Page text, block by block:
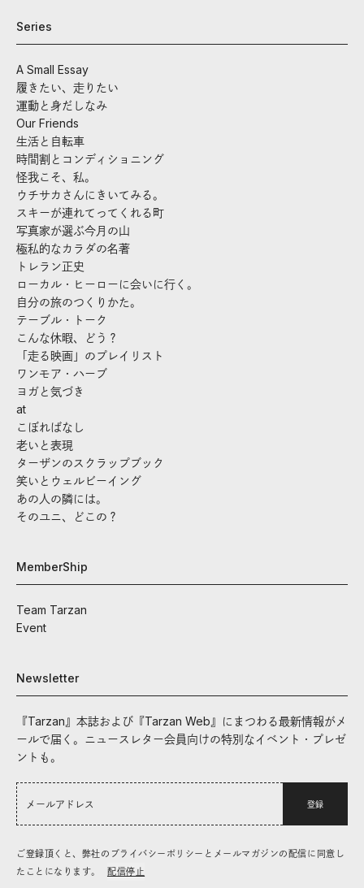
Series
A Small Essay
履きたい、走りたい
運動と身だしなみ
Our Friends
生活と自転車
時間割とコンディショニング
怪我こそ、私。
ウチサカさんにきいてみる。
スキーが連れてってくれる町
写真家が選ぶ今月の山
極私的なカラダの名著
トレラン正史
ローカル・ヒーローに会いに行く。
自分の旅のつくりかた。
テーブル・トーク
こんな休暇、どう？
「走る映画」のプレイリスト
ワンモア・ハーブ
ヨガと気づき
at
こぼればなし
老いと表現
ターザンのスクラップブック
笑いとウェルビーイング
あの人の隣には。
そのユニ、どこの？
MemberShip
Team Tarzan
Event
Newsletter
『Tarzan』本誌および『Tarzan Web』にまつわる最新情報がメ
ールで届く。ニュースレター会員向けの特別なイベント・プレゼ
ントも。
登録
ご登録頂くと、弊社のプライバシーポリシーとメールマガジンの配信に同意し
たことになります。
配信停止